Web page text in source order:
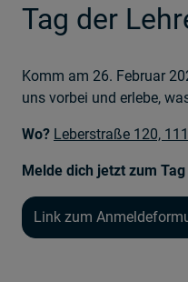
Tag der
Komm am 26. Februar
uns vorbei und erlebe,
Wo? Leberstraße 120,
Melde dich jetzt zum
Link zum